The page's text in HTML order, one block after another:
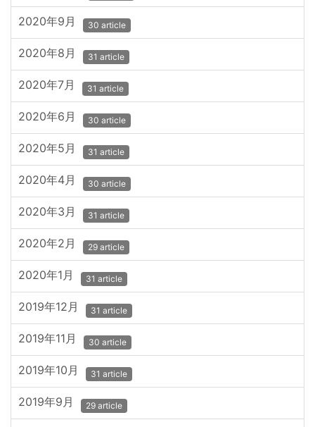
2020年9月 30 article
2020年8月 31 article
2020年7月 31 article
2020年6月 30 article
2020年5月 31 article
2020年4月 30 article
2020年3月 31 article
2020年2月 29 article
2020年1月 31 article
2019年12月 31 article
2019年11月 30 article
2019年10月 31 article
2019年9月 29 article